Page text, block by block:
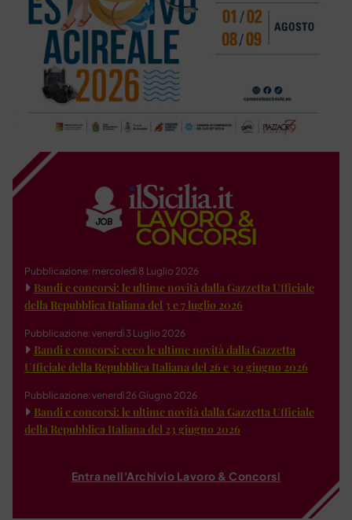
Pubblicazione: mercoledì 8 Luglio 2026
Bandi e concorsi: le ultime novità dalla Gazzetta Ufficiale
della Repubblica Italiana del 3 e 7 luglio 2026
Pubblicazione: venerdì 3 Luglio 2026
Bandi e concorsi: ecco le ultime novità dalla Gazzetta
Ufficiale della Repubblica Italiana del 26 e 30 giugno 2026
Pubblicazione: venerdì 26 Giugno 2026
Bandi e concorsi: le ultime novità dalla Gazzetta Ufficiale
della Repubblica Italiana del 23 giugno 2026
Entra nell'Archivio Lavoro & Concorsi